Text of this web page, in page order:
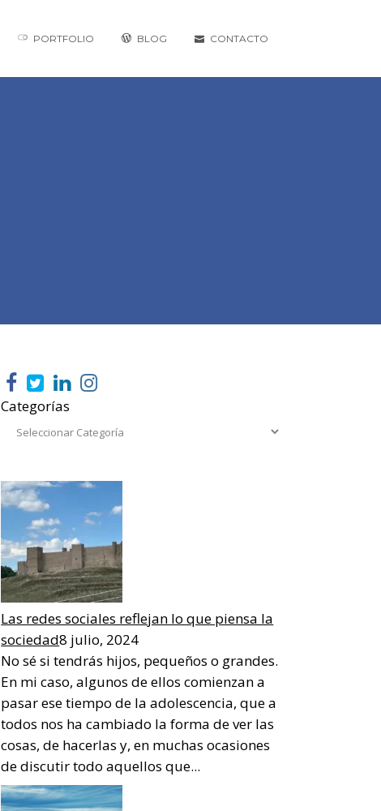
PORTFOLIO BLOG CONTACTO
Categorías
Las redes sociales reflejan lo que piensa la
sociedad8 julio, 2024
No sé si tendrás hijos, pequeños o grandes.
En mi caso, algunos de ellos comienzan a
pasar ese tiempo de la adolescencia, que a
todos nos ha cambiado la forma de ver las
cosas, de hacerlas y, en muchas ocasiones
de discutir todo aquellos que...